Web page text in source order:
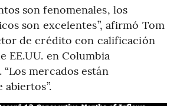
son fenomenales, los
son excelentes”, afirmó Tom
de crédito con calificación
EE.UU. en Columbia
mercados están